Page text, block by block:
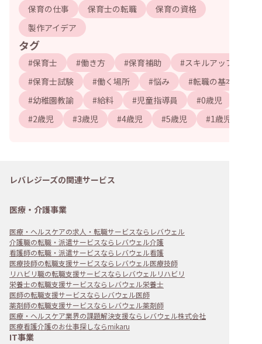
保育の仕事 保育士の転職
保育の資格
製作アイデア
タグ
#保育士 #働き方 #保育補助 #スキルアップ
#保育士試験 #働く場所 #悩み #転職の基本
#幼稚園教諭 #給料 #児童指導員 #0歳児
#2歳児 #3歳児 #4歳児 #5歳児 #1歳児
レバレジーズの関連サービス
医療・介護事業
医療・ヘルスケアの求人・転職サービスならレバウェル
介護職の転職・派遣サービスならレバウェル介護
看護師の転職・派遣サービスならレバウェル看護
医療技師の転職支援サービスならレバウェル医療技師
リハビリ職の転職支援サービスならレバウェルリハビリ
栄養士の転職支援サービスならレバウェル栄養士
医師の転職支援サービスならレバウェル医師
薬剤師の転職支援サービスならレバウェル薬剤師
医療・ヘルスケア業界の課題解決支援ならレバウェル株式会社
医療看護介護のお仕事探しならmikaru
IT事業